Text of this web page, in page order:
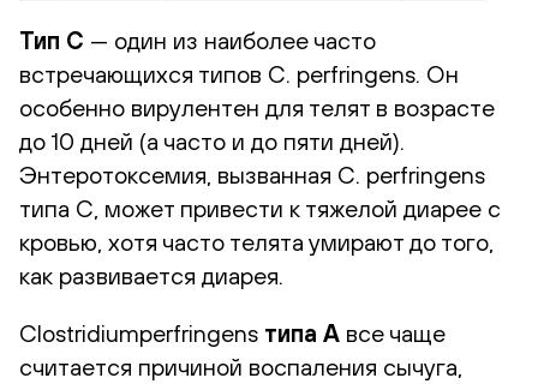
Тип C — один из наиболее часто
встречающихся типов C. perfringens. Он
особенно вирулентен для телят в возрасте
до 10 дней (а часто и до пяти дней).
Энтеротоксемия, вызванная C. perfringens
типа C, может привести к тяжелой диарее с
кровью, хотя часто телята умирают до того,
как развивается диарея.
Clostridiumperfringens типа A все чаще
считается причиной воспаления сычуга,